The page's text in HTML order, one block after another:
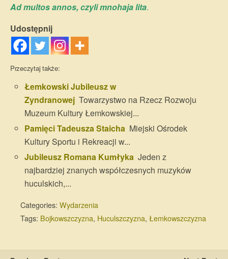
Ad multos annos, czyli mnohaja lita.
Udostępnij
Przeczytaj także:
Łemkowski Jubileusz w
Zyndranowej Towarzystwo na Rzecz Rozwoju
Muzeum Kultury Łemkowskiej...
Pamięci Tadeusza Staicha Miejski Ośrodek
Kultury Sportu i Rekreacji w...
Jubileusz Romana Kumłyka Jeden z
najbardziej znanych współczesnych muzyków
huculskich,...
Categories: Wydarzenia
Tags: Bojkowszczyzna, Huculszczyzna, Łemkowszczyzna